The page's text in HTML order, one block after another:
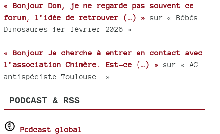
« Bonjour Dom, je ne regarde pas souvent ce
forum, l’idée de retrouver (…) » sur « Bébés
Dinosaures 1er février 2026 »
« Bonjour Je cherche à entrer en contact avec
l’association Chimère. Est-ce (…) » sur « AG
antispéciste Toulouse. »
PODCAST & RSS
Podcast global